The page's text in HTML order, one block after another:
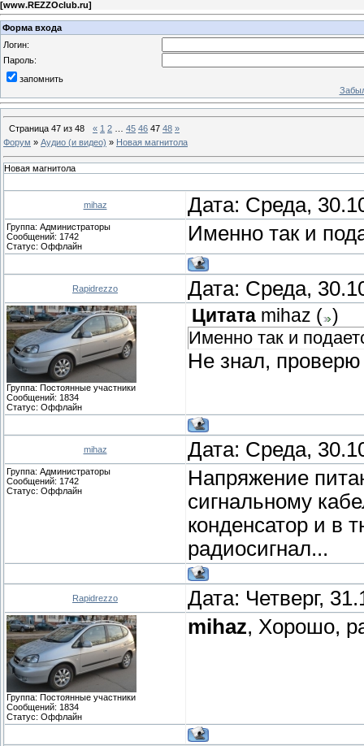
[www.REZZOclub.ru]
Форма входа
Логин:
Пароль:
запомнить
Страница 47 из 48 « 1 2 45 46 47 48 »
Форум » Аудио (и видео) » Новая магнитола
Новая магнитола
mihaz Дата: Среда,
Группа: Администраторы
Сообщений: 1742
Статус: Оффлайн
Именно так и
Rapidrezzo Дата: Среда,
Группа: Постоянные участники
Сообщений: 1834
Статус: Оффлайн
Цитата mihaz ( )
Именно так и
Не знал,
mihaz Дата: Среда,
Группа: Администраторы
Сообщений: 1742
Статус: Оффлайн
Напряжение
сигнальному
конденсатор и в
радиосигнал...
Rapidrezzo Дата: Четверг,
Группа: Постоянные участники
Сообщений: 1834
Статус: Оффлайн
mihaz, Хорошо,